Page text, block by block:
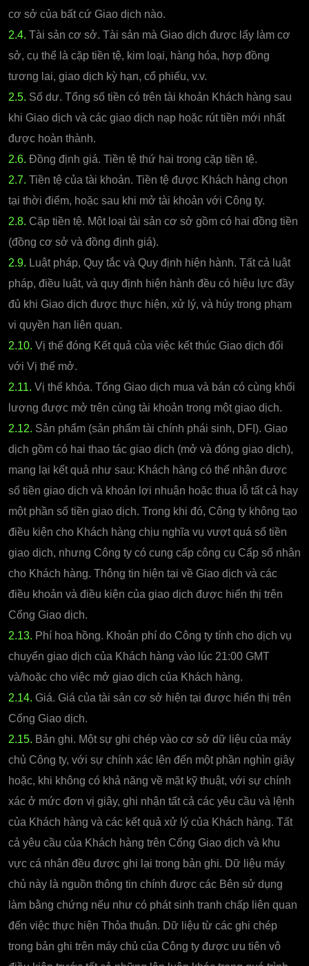
cơ sở của bất cứ Giao dịch nào.
2.4. Tài sản cơ sở. Tài sản mà Giao dịch được lấy làm cơ
sở, cụ thể là cặp tiền tệ, kim loại, hàng hóa, hợp đồng
tương lai, giao dịch kỳ hạn, cổ phiếu, v.v.
2.5. Số dư. Tổng số tiền có trên tài khoản Khách hàng sau
khi Giao dịch và các giao dịch nạp hoặc rút tiền mới nhất
được hoàn thành.
2.6. Đồng định giá. Tiền tệ thứ hai trong cặp tiền tệ.
2.7. Tiền tệ của tài khoản. Tiền tệ được Khách hàng chọn
tại thời điểm, hoặc sau khi mở tài khoản với Công ty.
2.8. Cặp tiền tệ. Một loại tài sản cơ sở gồm có hai đồng tiền
(đồng cơ sở và đồng định giá).
2.9. Luật pháp, Quy tắc và Quy định hiện hành. Tất cả luật
pháp, điều luật, và quy định hiện hành đều có hiệu lực đầy
đủ khi Giao dịch được thực hiện, xử lý, và hủy trong phạm
vi quyền hạn liên quan.
2.10. Vị thế đóng Kết quả của việc kết thúc Giao dịch đối
với Vị thế mở.
2.11. Vị thế khóa. Tổng Giao dịch mua và bán có cùng khối
lượng được mở trên cùng tài khoản trong một giao dịch.
2.12. Sản phẩm (sản phẩm tài chính phái sinh, DFI). Giao
dịch gồm có hai thao tác giao dịch (mở và đóng giao dịch),
mang lại kết quả như sau: Khách hàng có thể nhận được
số tiền giao dịch và khoản lợi nhuận hoặc thua lỗ tất cả hay
một phần số tiền giao dịch. Trong khi đó, Công ty không tạo
điều kiện cho Khách hàng chịu nghĩa vụ vượt quá số tiền
giao dịch, nhưng Công ty có cung cấp công cụ Cấp số nhân
cho Khách hàng. Thông tin hiện tại về Giao dịch và các
điều khoản và điều kiện của giao dịch được hiển thị trên
Cổng Giao dịch.
2.13. Phí hoa hồng. Khoản phí do Công ty tính cho dịch vụ
chuyển giao dịch của Khách hàng vào lúc 21:00 GMT
và/hoặc cho việc mở giao dịch của Khách hàng.
2.14. Giá. Giá của tài sản cơ sở hiện tại được hiển thị trên
Cổng Giao dịch.
2.15. Bản ghi. Một sự ghi chép vào cơ sở dữ liệu của máy
chủ Công ty, với sự chính xác lên đến một phần nghìn giây
hoặc, khi không có khả năng về mặt kỹ thuật, với sự chính
xác ở mức đơn vị giây, ghi nhận tất cả các yêu cầu và lệnh
của Khách hàng và các kết quả xử lý của Khách hàng. Tất
cả yêu cầu của Khách hàng trên Cổng Giao dịch và khu
vực cá nhân đều được ghi lại trong bản ghi. Dữ liệu máy
chủ này là nguồn thông tin chính được các Bên sử dụng
làm bằng chứng nếu như có phát sinh tranh chấp liên quan
đến việc thực hiện Thỏa thuận. Dữ liệu từ các ghi chép
trong bản ghi trên máy chủ của Công ty được ưu tiên vô